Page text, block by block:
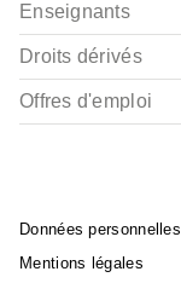
Enseignants
Droits dérivés
Offres d'emploi
Données personnelles
Mentions légales